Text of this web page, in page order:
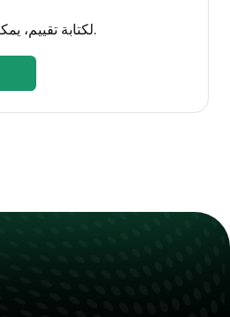
لكتابة تقييم، يمكنك تسجيل الدخول هنا.